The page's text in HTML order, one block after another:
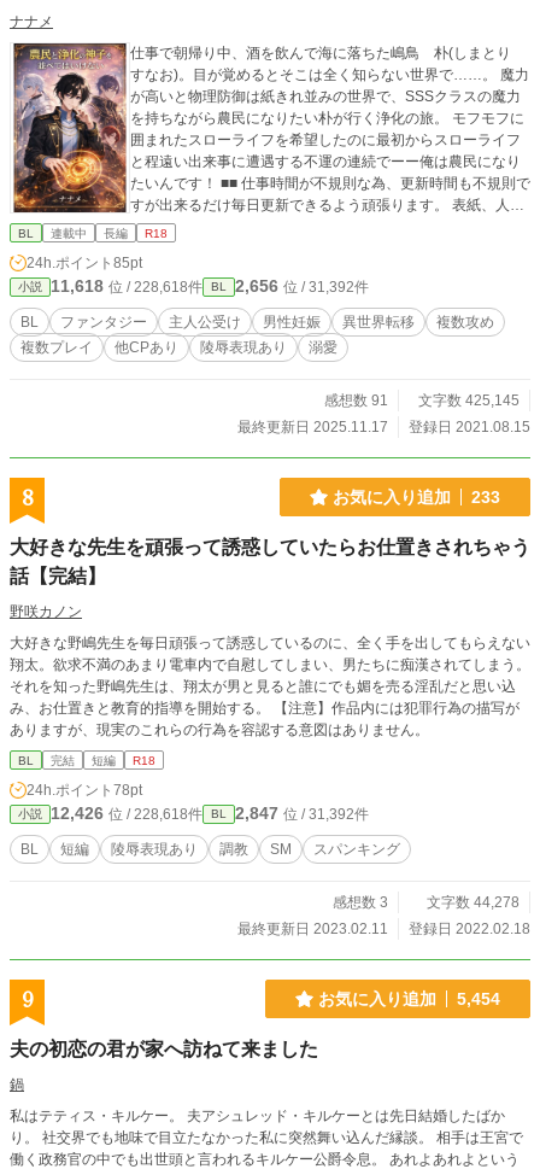
ナナメ
仕事で朝帰り中、酒を飲んで海に落ちた嶋鳥 朴(しまとり
すなお)。目が覚めるとそこは全く知らない世界で……。 魔力
が高いと物理防御は紙きれ並みの世界で、SSSクラスの魔力
を持ちながら農民になりたい朴が行く浄化の旅。 モフモフに
囲まれたスローライフを希望したのに最初からスローライフ
と程遠い出来事に遭遇する不運の連続でーー俺は農民になり
たいんです！ ■■ 仕事時間が不規則な為、更新時間も不規則で
すが出来るだけ毎日更新できるよう頑張ります。 表紙、人物
紹介文のイメージ画像はAI作成です。
BL 連載中 長編 R18
24h.ポイント 85pt
小説 11,618 位 / 228,618件 BL 2,656 位 / 31,392件
BL ファンタジー 主人公受け 男性妊娠 異世界転移
複数攻め
複数プレイ
他CPあり 陵辱表現あり 溺愛
感想数 91
文字数 425,145
最終更新日 2025.11.17
登録日 2021.08.15
8 お気に入り追加 233
大好きな先生を頑張って誘惑していたらお仕置きされちゃう
話【完結】
野咲カノン
大好きな野嶋先生を毎日頑張って誘惑しているのに、全く手を出してもらえない
翔太。欲求不満のあまり電車内で自慰してしまい、男たちに痴漢されてしまう。
それを知った野嶋先生は、翔太が男と見ると誰にでも媚を売る淫乱だと思い込
み、お仕置きと教育的指導を開始する。 【注意】作品内には犯罪行為の描写が
ありますが、現実のこれらの行為を容認する意図はありません。
BL 完結 短編 R18
24h.ポイント 78pt
小説 12,426 位 / 228,618件 BL 2,847 位 / 31,392件
BL 短編 陵辱表現あり 調教 SM スパンキング
感想数 3
文字数 44,278
最終更新日 2023.02.11
登録日 2022.02.18
9 お気に入り追加 5,454
夫の初恋の君が家へ訪ねて来ました
鍋
私はテティス・キルケー。 夫アシュレッド・キルケーとは先日結婚したばか
り。 社交界でも地味で目立たなかった私に突然舞い込んだ縁談。 相手は王宮で
働く政務官の中でも出世頭と言われるキルケー公爵令息。 あれよあれよという